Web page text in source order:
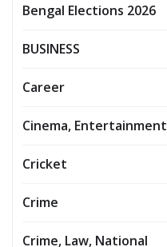
Bengal Elections 2026
BUSINESS
Career
Cinema, Entertainment
Cricket
Crime
Crime, Law, National